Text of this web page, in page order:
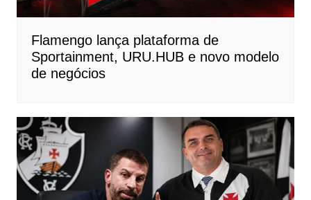
Flamengo lança plataforma de
Sportainment, URU.HUB e novo modelo
de negócios